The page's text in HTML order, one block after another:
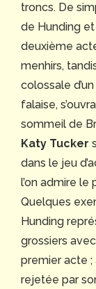
troncs. De
de Hunding
deuxième
menhirs,
colossale
falaise,
sommeil de
Katy Tucker
dans le jeu
l’on admire le
Quelques
Hunding
grossiers
premier acte ;
rejetée par